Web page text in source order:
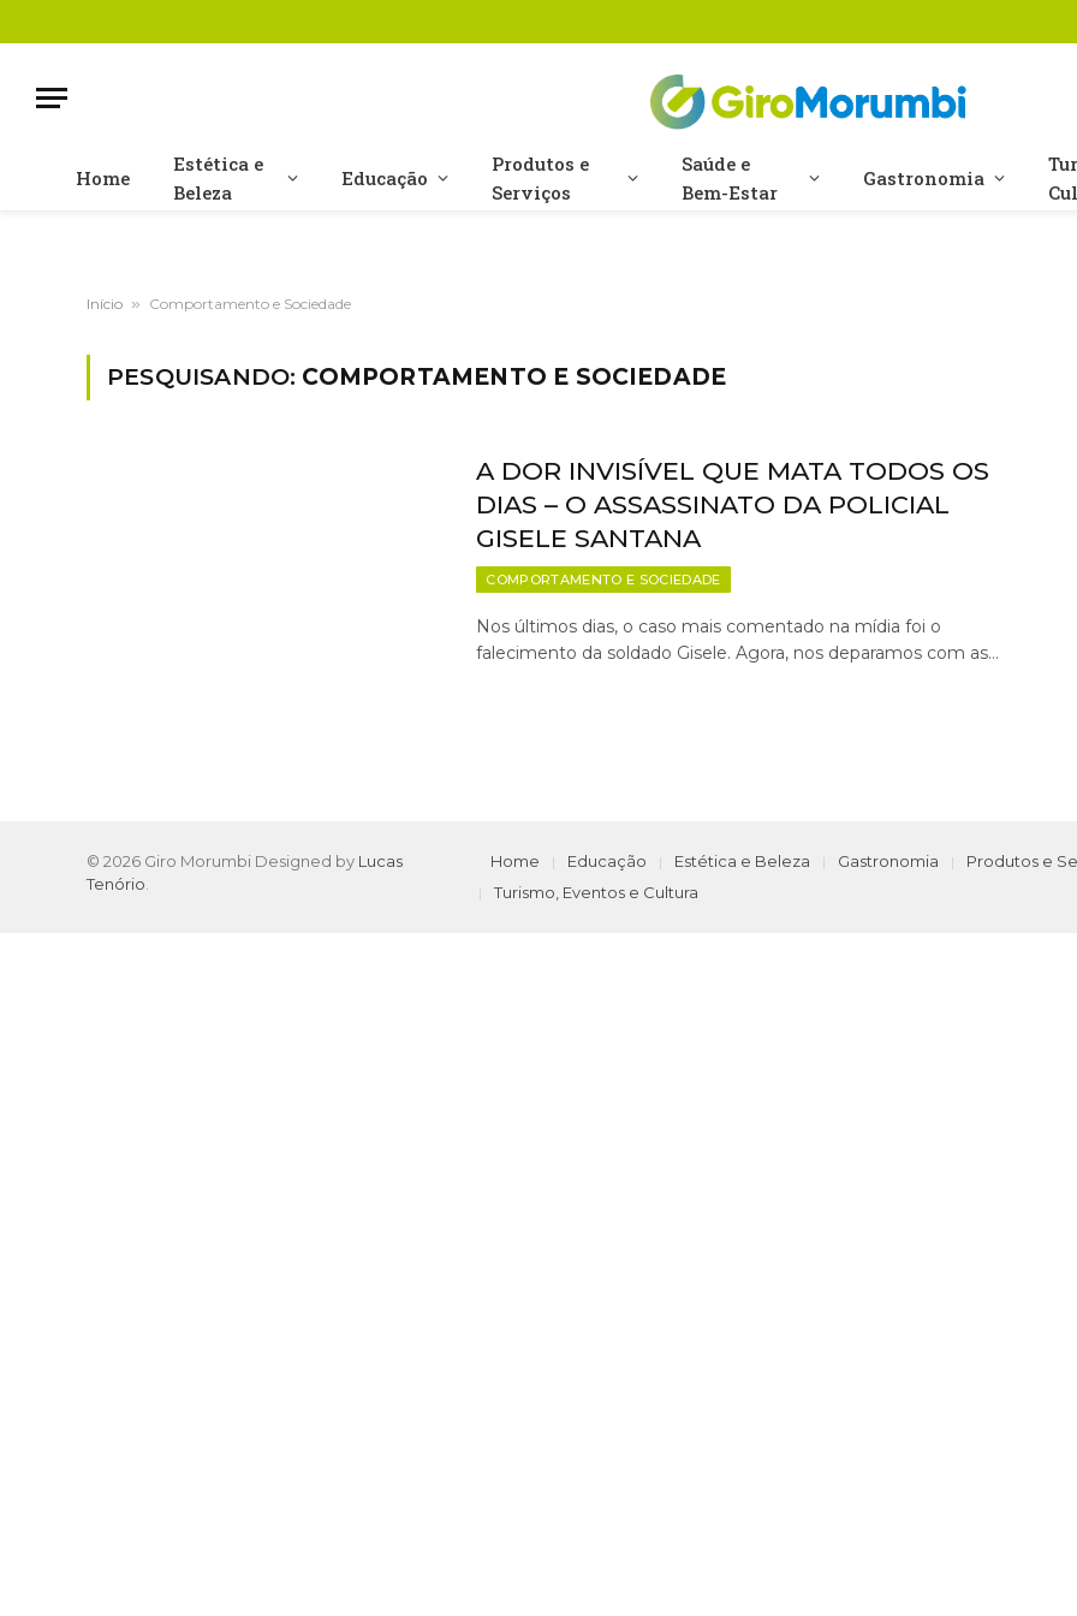
Home
Estética e
Beleza
Educação
Produtos e
Serviços
Saúde e
Bem-Estar
Gastronomia
Início » Comportamento e Sociedade
PESQUISANDO: COMPORTAMENTO E SOCIEDADE
A DOR INVISÍVEL QUE MATA TODOS OS
DIAS – O ASSASSINATO DA POLICIAL
GISELE SANTANA
COMPORTAMENTO E SOCIEDADE
Nos últimos dias, o caso mais comentado na mídia foi o
falecimento da soldado Gisele. Agora, nos deparamos com as…
© 2026 Giro Morumbi Designed by Lucas
Tenório
Home Educação Estética e Beleza Gastronomia Produtos e
Turismo, Eventos e Cultura